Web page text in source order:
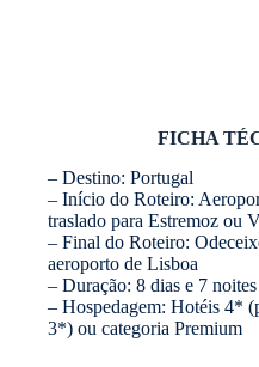
FICHA
– Destino: Portugal
– Início do Roteiro:
traslado para Estremoz ou
– Final do Roteiro:
aeroporto de Lisboa
– Duração: 8 dias e 7 noites
– Hospedagem: Hotéis 4*
3*) ou categoria Premium